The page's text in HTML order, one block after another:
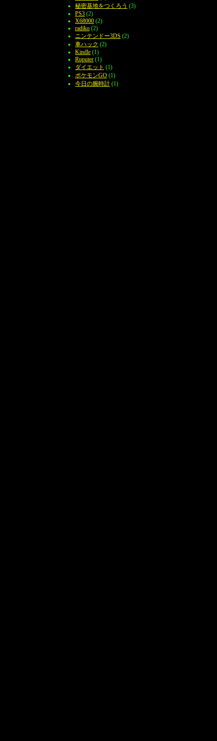
秘密基地をつくろう (3)
PS3 (2)
X68000 (2)
radiko (2)
ニンテンドー3DS (2)
車ハック (2)
Kindle (1)
Ruputer (1)
ダイエット (1)
ポケモンGO (1)
今日の腕時計 (1)